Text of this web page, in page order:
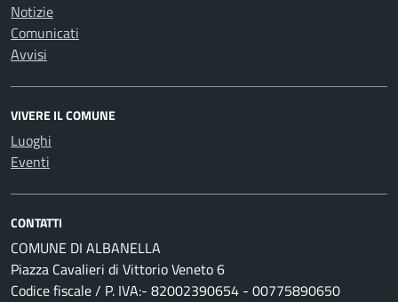
Notizie
Comunicati
Avvisi
VIVERE IL COMUNE
Luoghi
Eventi
CONTATTI
COMUNE DI ALBANELLA
Piazza Cavalieri di Vittorio Veneto 6
Codice fiscale / P. IVA:- 82002390654 - 00775890650